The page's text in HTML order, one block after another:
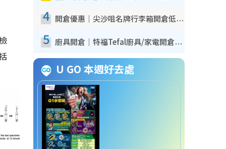
4 開倉優惠｜尖沙咀名牌行李箱開倉低至4折！一連5日 American Tourister/ace./Hallmark $200起！
5 廚具開倉｜特福Tefal廚具/家電開倉低至3折！$220起買平底鍋/炒鑊/湯煲！電飯煲/吸塵機/燙斗$418起
U GO 本週好去處